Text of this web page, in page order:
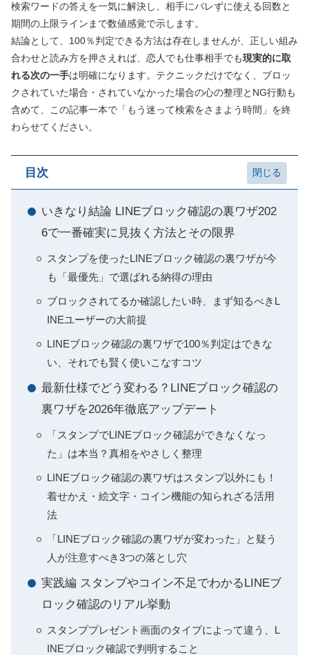
検索ワードの答えを一気に解決し、相手にバレずに使える回数と
期間の上限ラインまで数値感覚で示します。
結論として、100％判定できる方法は存在しませんが、正しい組み
合わせと読み方を押さえれば、恋人でも仕事相手でも現実的に取
れる次の一手は明確になります。テクニックだけでなく、ブロッ
クされていた場合・されていなかった場合の心の整理とNG行動も
含めて、この記事一本で「もう迷って検索をさまよう時間」を終
わらせてください。
目次
いきなり結論 LINEブロック確認の裏ワザ202
6で一番確実に見抜く方法とその限界
スタンプを使ったLINEブロック確認の裏ワザが今
も「最優先」で選ばれる納得の理由
ブロックされてるか確認したい時、まず知るべきL
INEユーザーの大前提
LINEブロック確認の裏ワザで100％判定はできな
い、それでも賢く使いこなすコツ
最新仕様でどう変わる？LINEブロック確認の
裏ワザを2026年徹底アップデート
「スタンプでLINEブロック確認ができなくなっ
た」は本当？真相をやさしく整理
LINEブロック確認の裏ワザはスタンプ以外にも！
着せかえ・絵文字・コイン機能の知られざる活用
法
「LINEブロック確認の裏ワザが変わった」と疑う
人が注意すべき3つの落とし穴
実践編 スタンプやコイン不足でわかるLINEブ
ロック確認のリアル挙動
スタンププレゼント画面のタイプによって違う、L
INEブロック確認で判明すること